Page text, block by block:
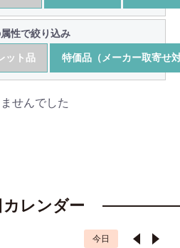
性で絞り込み
ット品 特価品（メーカー取寄せ
せんでした
カレンダー
今日